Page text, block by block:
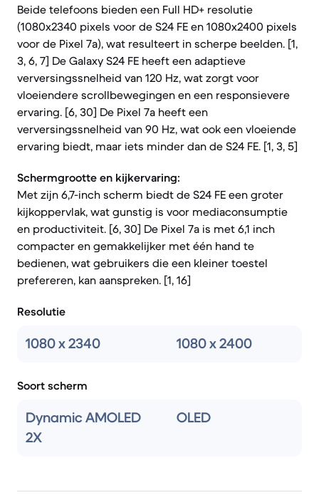
Beide telefoons bieden een Full HD+ resolutie
(1080x2340 pixels voor de S24 FE en 1080x2400 pixels
voor de Pixel 7a), wat resulteert in scherpe beelden. [1,
3, 6, 7] De Galaxy S24 FE heeft een adaptieve
verversingssnelheid van 120 Hz, wat zorgt voor
vloeiendere scrollbewegingen en een responsievere
ervaring. [6, 30] De Pixel 7a heeft een
verversingssnelheid van 90 Hz, wat ook een vloeiende
ervaring biedt, maar iets minder dan de S24 FE. [1, 3, 5]
Schermgrootte en kijkervaring:
Met zijn 6,7-inch scherm biedt de S24 FE een groter
kijkoppervlak, wat gunstig is voor mediaconsumptie
en productiviteit. [6, 30] De Pixel 7a is met 6,1 inch
compacter en gemakkelijker met één hand te
bedienen, wat gebruikers die een kleiner toestel
prefereren, kan aanspreken. [1, 16]
Resolutie
1080 x 2340 1080 x 2400
Soort scherm
Dynamic AMOLED
2X
OLED